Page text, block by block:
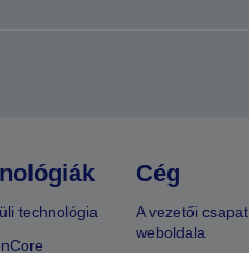
technológia
Cég
A vezetői csapat
weboldala